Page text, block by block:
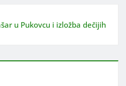
u Pukovcu i izložba dečijih